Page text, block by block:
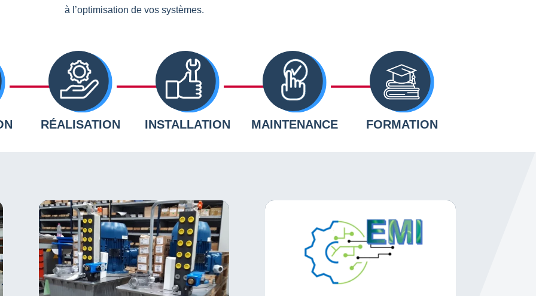
à l’optimisation de vos systèmes.
RÉALISATION INSTALLATION MAINTENANCE FORMATION